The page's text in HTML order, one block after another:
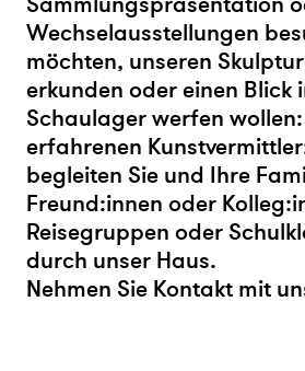
Wechselausstellungen
möchten, unseren
erkunden oder einen Blick
Schaulager werfen
erfahrenen
begleiten Sie und Ihre
Freund:innen oder
Reisegruppen oder
durch unser Haus.
Nehmen Sie Kontakt mit